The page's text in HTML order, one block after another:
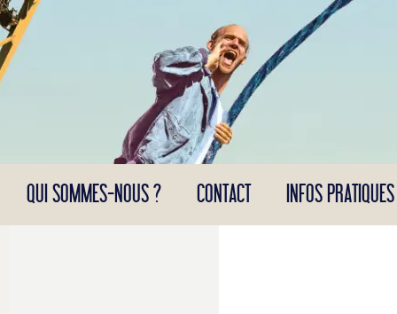
Panneau de gestion des cookies
QUI SOMMES-NOUS ? CONTACT INFOS PRATIQUES